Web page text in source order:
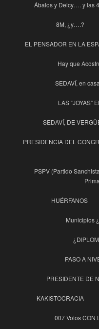
Ábalos y Delcy…. y las
8M, ¿y….?
EL PENSADOR EN LA
Hay que
SEDAVÍ, en
LAS “JOYAS”
SEDAVÍ, DE
PRESIDENCIA DEL
PSPV (Partido
HUÉRFANOS
Municipios
PASO A
PRESIDENTE DE
KAKISTOCRACIA
007 Votos CON